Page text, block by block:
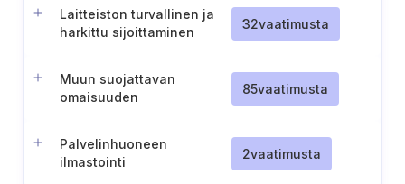
Laitteiston turvallinen ja
harkittu sijoittaminen
32vaatimusta
Muun suojattavan
omaisuuden
85vaatimusta
Palvelinhuoneen
ilmastointi
2vaatimusta